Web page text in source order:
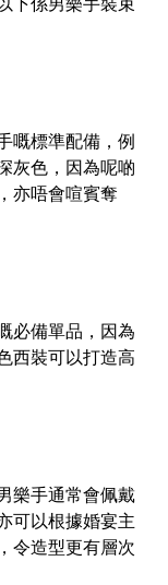
嘅標準配備，例
灰色，因為呢啲
亦唔會喧賓奪
必備單品，因為
西裝可以打造高
樂手通常會佩戴
可以根據婚宴主
令造型更有層次